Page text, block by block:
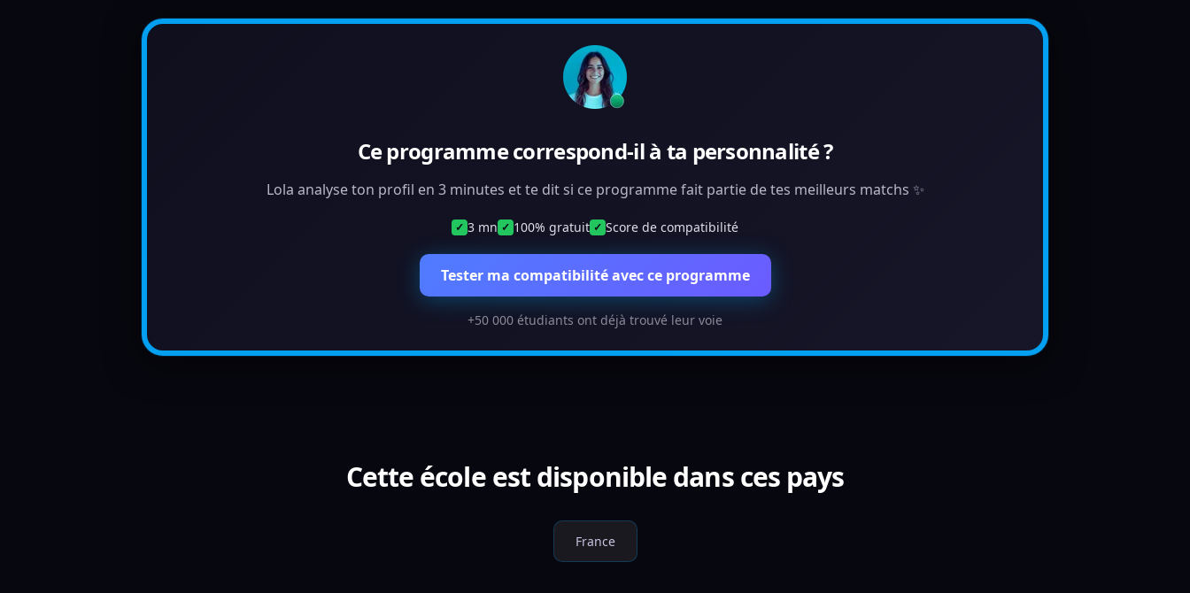
Ce programme correspond-il à ta personnalité ?
Lola analyse ton profil en 3 minutes et te dit si ce programme fait partie de tes meilleurs matchs ✨
✓ 3 mn ✓ 100% gratuit ✓ Score de compatibilité
Tester ma compatibilité avec ce programme
+50 000 étudiants ont déjà trouvé leur voie
Cette école est disponible dans ces pays
France